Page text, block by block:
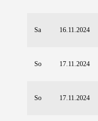
Sa 16.11.2024
So 17.11.2024
So 17.11.2024